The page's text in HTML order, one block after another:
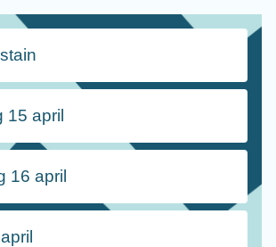
15 april
16 april